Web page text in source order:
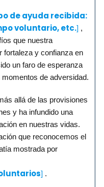
de ayuda recibida:
voluntario, etc.] ,
que nuestra
fortaleza y confianza en
un faro de esperanza
de adversidad.
allá de las provisiones
y ha infundido una
en nuestras vidas.
que reconocemos el
mostrada por
] .